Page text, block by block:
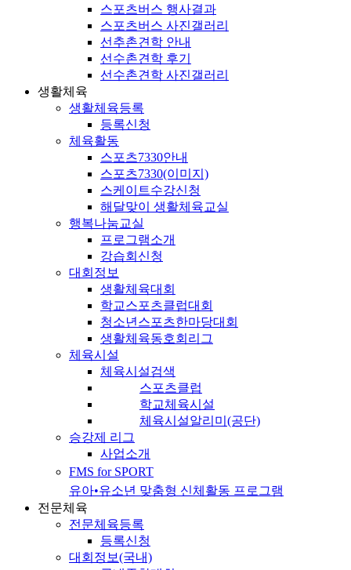
스포츠버스 행사결과
스포츠버스 사진갤러리
선추촌견학 안내
선수촌견학 후기
선수촌견학 사진갤러리
생활체육
생활체육등록
등록신청
체육활동
스포츠7330안내
스포츠7330(이미지)
스케이트수강신청
해달맞이 생활체육교실
행복나눔교실
프로그램소개
강습회신청
대회정보
생활체육대회
학교스포츠클럽대회
청소년스포츠한마당대회
생활체육동호회리그
체육시설
체육시설검색
스포츠클럽
학교체육시설
체육시설알리미(공단)
승강제 리그
사업소개
FMS for SPORT
유아•유소년 맞춤형 신체활동 프로그램
전문체육
전문체육등록
등록신청
대회정보(국내)